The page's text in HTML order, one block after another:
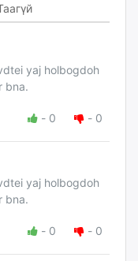
yaj holbogdoh
bna.
- 0 - 0
yaj holbogdoh
bna.
- 0 - 0